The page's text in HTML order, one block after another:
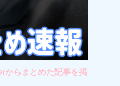
からまとめた記事を掲